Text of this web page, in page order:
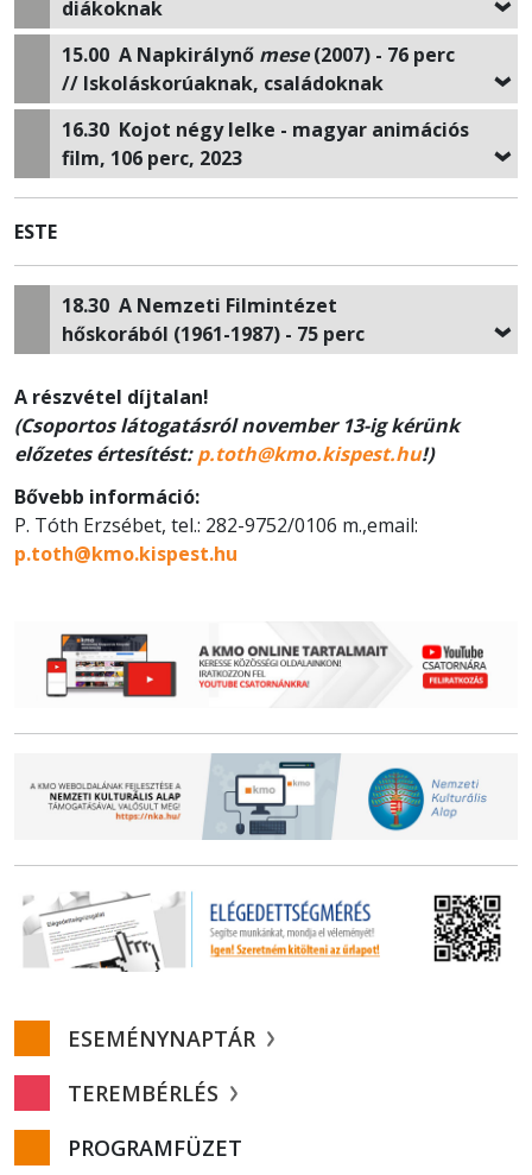
diákoknak
15.00 A Napkirálynő mese(2007) - 76 perc
// Iskoláskorúaknak, családoknak
16.30 Kojot négy lelke - magyar animációs
film, 106 perc, 2023
ESTE
18.30 A Nemzeti Filmintézet
hőskorából (1961-1987) - 75 perc
A részvétel díjtalan!
(Csoportos látogatásról november 13-ig kérünk
előzetes értesítést:p.toth@kmo.kispest.hu!)
Bővebb információ:
P. Tóth Erzsébet, tel.: 282-9752/0106 m.,email:
p.toth@kmo.kispest.hu
ESEMÉNYNAPTÁR
TEREMBÉRLÉS
PROGRAMFÜZET